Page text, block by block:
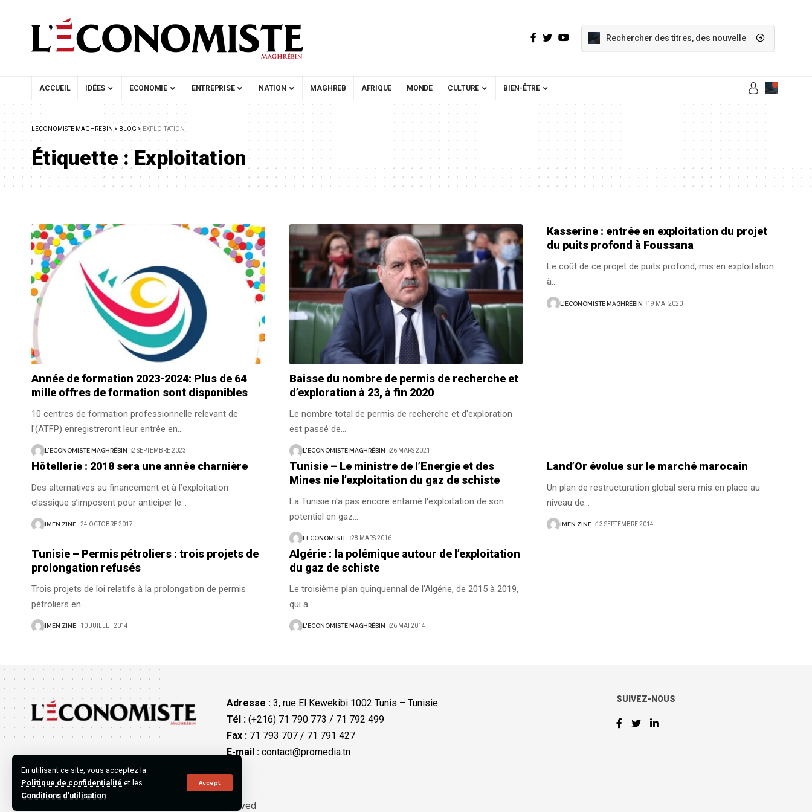
En utilisant ce site, vous acceptez la
Politique de confidentialité et les
Conditions d'utilisation.
Accept
ACCUEIL IDÉES ECONOMIE ENTREPRISE NATION MAGHREB AFRIQUE MONDE CULTURE BIEN-ÊTRE
LECONOMISTE MAGHREBIN > BLOG > EXPLOITATION
Étiquette :Exploitation
Année de formation 2023-2024: Plus de 64
mille offres de formation sont disponibles
10 centres de formation professionnelle relevant de
l'(ATFP) enregistreront leur entrée en…
L'ECONOMISTE MAGHRÉBIN 2 SEPTEMBRE 2023
Baisse du nombre de permis de recherche et
d’exploration à 23, à fin 2020
Le nombre total de permis de recherche et d'exploration
est passé de…
L'ECONOMISTE MAGHRÉBIN 26 MARS 2021
Kasserine : entrée en exploitation du projet
du puits profond à Foussana
Le coût de ce projet de puits profond, mis en exploitation
à…
L'ECONOMISTE MAGHRÉBIN 19 MAI 2020
Hôtellerie : 2018 sera une année charnière
Des alternatives au financement et à l’exploitation
classique s’imposent pour anticiper le…
IMEN ZINE 24 OCTOBRE 2017
Tunisie – Le ministre de l’Energie et des
Mines nie l’exploitation du gaz de schiste
La Tunisie n'a pas encore entamé l'exploitation de son
potentiel en gaz…
LECONOMISTE 28 MARS 2016
Land’Or évolue sur le marché marocain
Un plan de restructuration global sera mis en place au
niveau de…
IMEN ZINE 13 SEPTEMBRE 2014
Tunisie – Permis pétroliers : trois projets de
prolongation refusés
Trois projets de loi relatifs à la prolongation de permis
pétroliers en…
IMEN ZINE 10 JUILLET 2014
Algérie : la polémique autour de l’exploitation
du gaz de schiste
Le troisième plan quinquennal de l’Algérie, de 2015 à 2019,
qui a…
L'ECONOMISTE MAGHRÉBIN 26 MAI 2014
Adresse : 3, rue El Kewekibi 1002 Tunis – Tunisie
Tél :(+216) 71 790 773 / 71 792 499
Fax :71 793 707 / 71 791 427
E-mail : contact@promedia.tn
SUIVEZ-NOUS
©2023 L’Économiste Maghrébin, All Rights Reserved